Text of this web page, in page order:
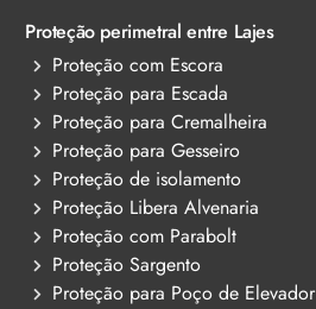
Proteção perimetral entre Lajes
Proteção com Escora
Proteção para Escada
Proteção para Cremalheira
Proteção para Gesseiro
Proteção de isolamento
Proteção Libera Alvenaria
Proteção com Parabolt
Proteção Sargento
Proteção para Poço de Elevador